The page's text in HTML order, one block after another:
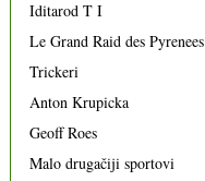
Iditarod T I
Le Grand Raid des Pyrenees
Trickeri
Anton Krupicka
Geoff Roes
Malo drugačiji sportovi